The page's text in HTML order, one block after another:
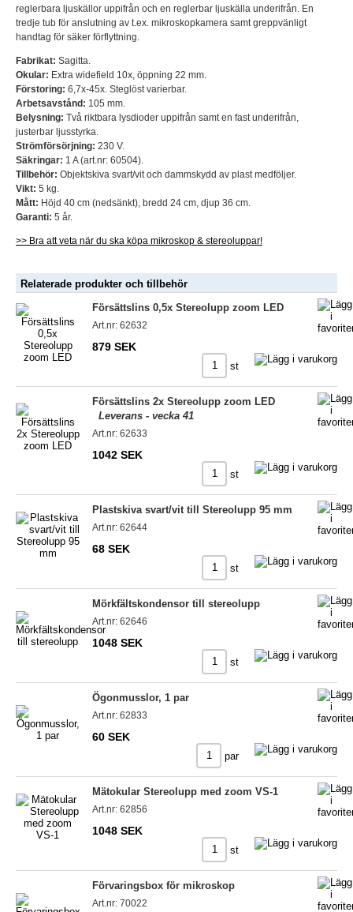
reglerbara ljuskällor uppifrån och en reglerbar ljuskälla underifrån. En
tredje tub för anslutning av t.ex. mikroskopkamera samt greppvänligt
handtag för säker förflyttning.
Fabrikat: Sagitta.
Okular: Extra widefield 10x, öppning 22 mm.
Förstoring: 6,7x-45x. Steglöst varierbar.
Arbetsavstånd: 105 mm.
Belysning: Två riktbara lysdioder uppifrån samt en fast underifrån,
justerbar ljusstyrka.
Strömförsörjning: 230 V.
Säkringar: 1 A (art.nr: 60504).
Tillbehör: Objektskiva svart/vit och dammskydd av plast medföljer.
Vikt: 5 kg.
Mått: Höjd 40 cm (nedsänkt), bredd 24 cm, djup 36 cm.
Garanti: 5 år.
>> Bra att veta när du ska köpa mikroskop & stereoluppar!
Relaterade produkter och tillbehör
Försättslins 0,5x Stereolupp zoom LED
Art.nr: 62632
879 SEK
st
Försättslins 2x Stereolupp zoom LED
Leverans - vecka 41
Art.nr: 62633
1042 SEK
st
Plastskiva svart/vit till Stereolupp 95 mm
Art.nr: 62644
68 SEK
st
Mörkfältskondensor till stereolupp
Art.nr: 62646
1048 SEK
st
Ögonmusslor, 1 par
Art.nr: 62833
60 SEK
par
Mätokular Stereolupp med zoom VS-1
Art.nr: 62856
1048 SEK
st
Förvaringsbox för mikroskop
Art.nr: 70022